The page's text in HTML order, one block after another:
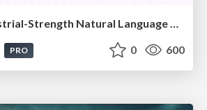
HU Berlin: Industrial-Strength Natural Language Processing with spaCy and Prodigy
PRO 0 600